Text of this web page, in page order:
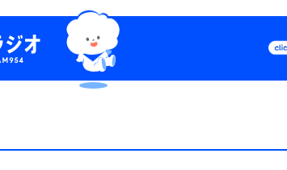
Podcast